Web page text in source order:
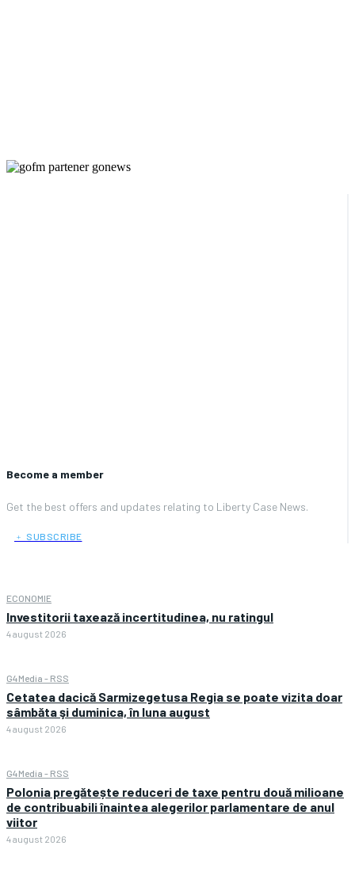
Become a member
Get the best offers and updates relating to Liberty Case News.
﹢ SUBSCRIBE
ECONOMIE
Investitorii taxează incertitudinea, nu ratingul
4 august 2026
G4Media - RSS
Cetatea dacică Sarmizegetusa Regia se poate vizita doar
sâmbăta şi duminica, în luna august
4 august 2026
G4Media - RSS
Polonia pregătește reduceri de taxe pentru două milioane
de contribuabili înaintea alegerilor parlamentare de anul
viitor
4 august 2026